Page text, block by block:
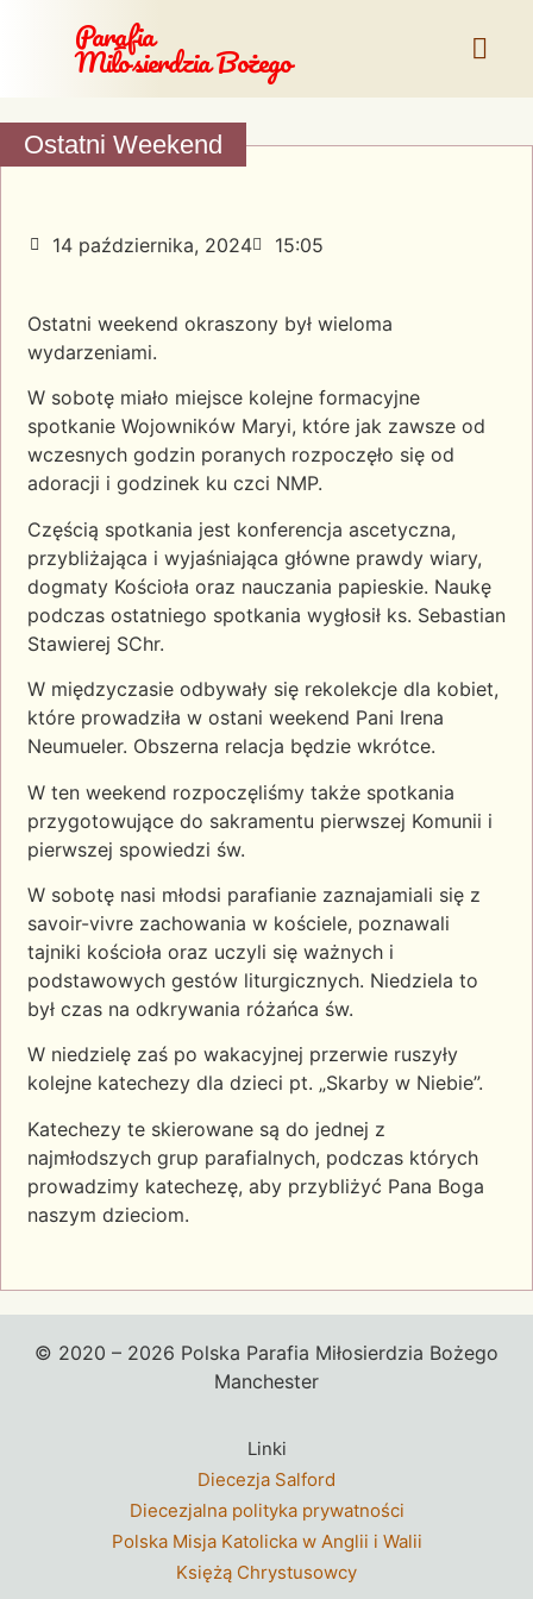
Parafia
Miłosierdzia Bożego
Ostatni Weekend
14 października, 2024 15:05
Ostatni weekend okraszony był wieloma
wydarzeniami.
W sobotę miało miejsce kolejne formacyjne
spotkanie Wojowników Maryi, które jak zawsze od
wczesnych godzin poranych rozpoczęło się od
adoracji i godzinek ku czci NMP.
Częścią spotkania jest konferencja ascetyczna,
przybliżająca i wyjaśniająca główne prawdy wiary,
dogmaty Kościoła oraz nauczania papieskie. Naukę
podczas ostatniego spotkania wygłosił ks. Sebastian
Stawierej SChr.
W międzyczasie odbywały się rekolekcje dla kobiet,
które prowadziła w ostani weekend Pani Irena
Neumueler. Obszerna relacja będzie wkrótce.
W ten weekend rozpoczęliśmy także spotkania
przygotowujące do sakramentu pierwszej Komunii i
pierwszej spowiedzi św.
W sobotę nasi młodsi parafianie zaznajamiali się z
savoir-vivre zachowania w kościele, poznawali
tajniki kościoła oraz uczyli się ważnych i
podstawowych gestów liturgicznych. Niedziela to
był czas na odkrywania różańca św.
W niedzielę zaś po wakacyjnej przerwie ruszyły
kolejne katechezy dla dzieci pt. „Skarby w Niebie”.
Katechezy te skierowane są do jednej z
najmłodszych grup parafialnych, podczas których
prowadzimy katechezę, aby przybliżyć Pana Boga
naszym dzieciom.
© 2020 – 2026 Polska Parafia Miłosierdzia Bożego
Manchester
Linki
Diecezja Salford
Diecezjalna polityka prywatności
Polska Misja Katolicka w Anglii i Walii
Księżą Chrystusowcy